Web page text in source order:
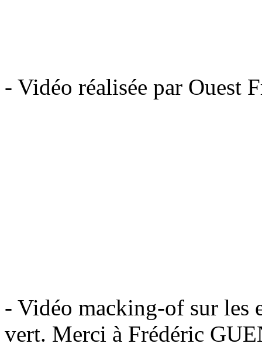
- Vidéo réalisée par Ouest
- Vidéo macking-of sur les
vert. Merci à Frédéric